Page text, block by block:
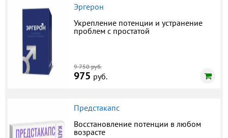
Эргерон
Укрепление потенции и устранение
проблем с простатой
9 750 руб.
975 руб.
Предстакапс
Восстановление потенции в любом
возрасте